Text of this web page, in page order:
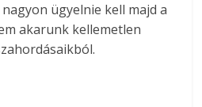
ügyelnie kell majd a
akarunk kellemetlen